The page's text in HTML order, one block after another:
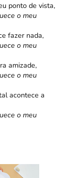
ponto de vista,
o meu
fazer nada,
o meu
amizade,
o meu
acontece a
o meu